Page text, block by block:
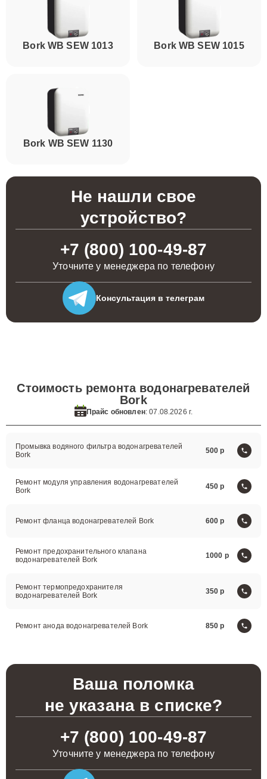
Bork WB SEW 1013 Bork WB SEW 1015
Bork WB SEW 1130
Не нашли свое
устройство?
+7 (800) 100-49-87
Уточните у менеджера по телефону
Консультация в телеграм
Стоимость ремонта водонагревателей
Bork
Прайс обновлен: 07.08.2026 г.
Промывка водяного фильтра водонагревателей
Bork
500
Ремонт модуля управления водонагревателей
Bork
450
Ремонт фланца водонагревателей Bork 600
Ремонт предохранительного клапана
водонагревателей Bork
1000
Ремонт термопредохранителя
водонагревателей Bork
350
Ремонт анода водонагревателей Bork 850
Ваша поломка
не указана в списке?
+7 (800) 100-49-87
Уточните у менеджера по телефону